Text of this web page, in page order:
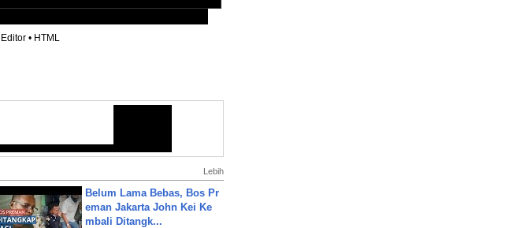
Editor • HTML
Lebih
Belum Lama Bebas, Bos Pr
eman Jakarta John Kei Ke
mbali Ditangk...